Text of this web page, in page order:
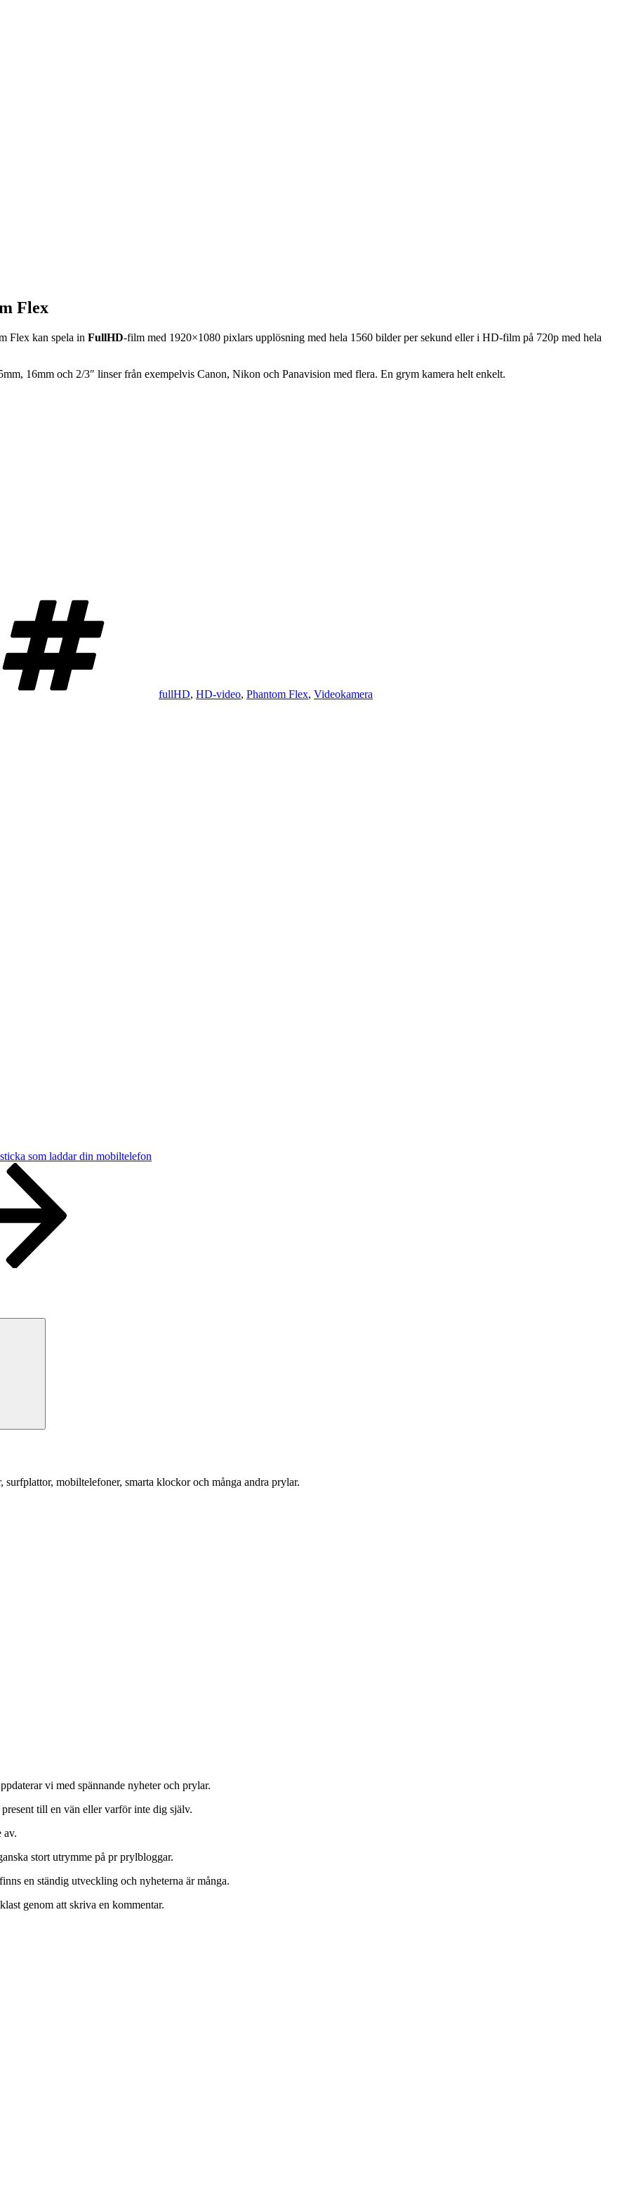
Flex
Flex kan spela in FullHD-film med 1920×1080 pixlars upplösning med hela 1560 bilder per sekund eller i HD-film på 720p med hela
16mm och 2/3″ linser från exempelvis Canon, Nikon och Panavision med flera. En grym kamera helt enkelt.
fullHD, HD-video, Phantom Flex, Videokamera
som laddar din mobiltelefon
mobiltelefoner, smarta klockor och många andra prylar.
vi med spännande nyheter och prylar.
till en vän eller varför inte dig själv.
av.
stort utrymme på pr prylbloggar.
en ständig utveckling och nyheterna är många.
genom att skriva en kommentar.